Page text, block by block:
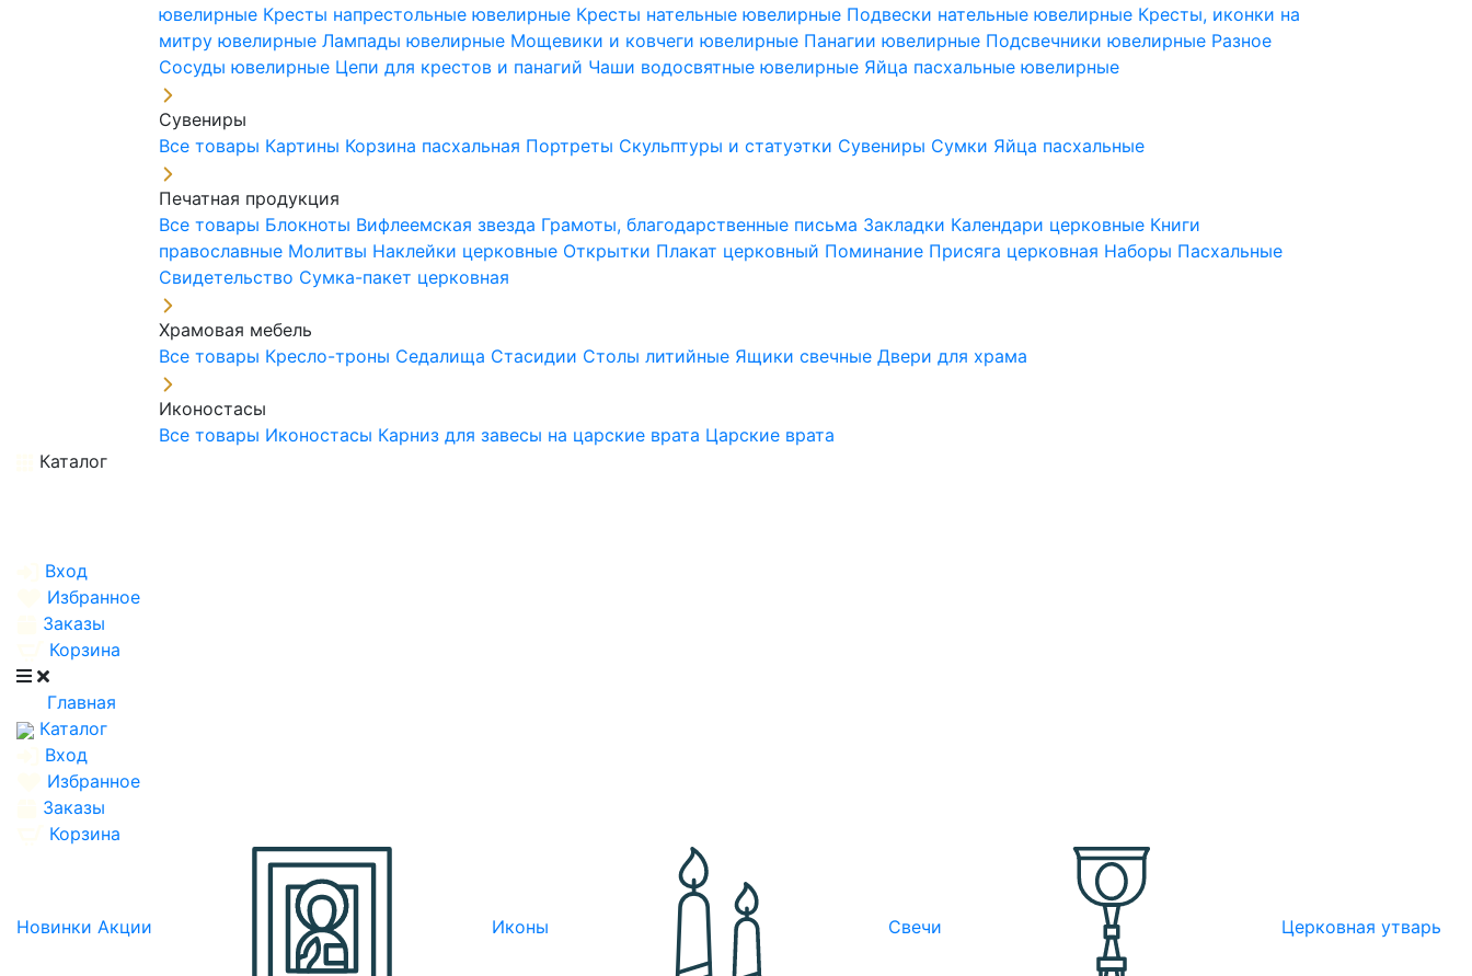
ювелирные Кресты напрестольные ювелирные Кресты нательные ювелирные Подвески нательные ювелирные Кресты, иконки на
митру ювелирныеЛампады ювелирные Мощевики и ковчеги ювелирные Панагии ювелирные Подсвечники ювелирные Разное
Сосуды ювелирные Цепи для крестов и панагий Чаши водосвятные ювелирные Яйца пасхальные ювелирные
Сувениры
Все товары Картины Корзина пасхальная Портреты Скульптуры и статуэтки Сувениры Сумки Яйца пасхальные
Печатная продукция
Все товары Блокноты Вифлеемская звезда Грамоты, благодарственные письма Закладки Календари церковные Книги
православные Молитвы Наклейки церковные Открытки Плакат церковный Поминание Присяга церковная Наборы Пасхальные
Свидетельство Сумка-пакет церковная
Храмовая мебель
Все товары Кресло-троны Седалища Стасидии Столы литийные Ящики свечныеДвери для храма
Иконостасы
Все товары Иконостасы Карниз для завесы на царские врата Царские врата
Каталог
Вход
Избранное
Заказы
Корзина
Главная
Каталог
Вход
Избранное
Заказы
Корзина
Новинки Акции Иконы Свечи Церковная утварь